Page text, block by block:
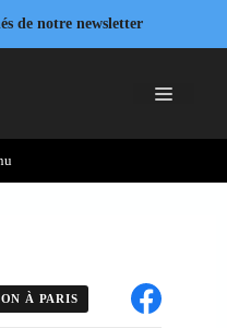
de notre newsletter
Menu
À PARIS